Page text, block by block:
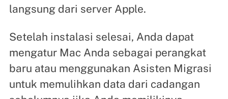
langsung dari server Apple.
Setelah instalasi selesai, Anda dapat
mengatur Mac Anda sebagai perangkat
baru atau menggunakan Asisten Migrasi
untuk memulihkan data dari cadangan